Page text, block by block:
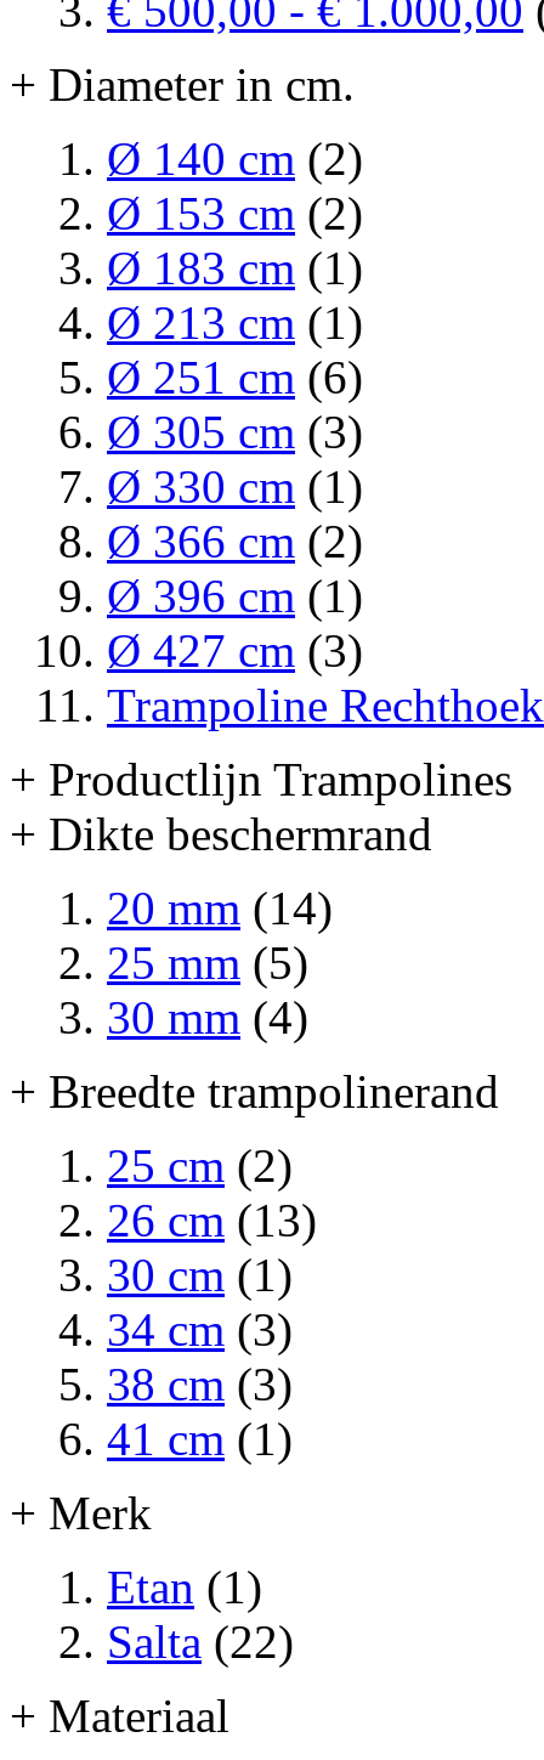
+ Diameter in cm.
Ø 140 cm (2)
Ø 153 cm (2)
Ø 183 cm (1)
Ø 213 cm (1)
Ø 251 cm (6)
Ø 305 cm (3)
Ø 330 cm (1)
Ø 366 cm (2)
Ø 396 cm (1)
Ø 427 cm (3)
Trampoline Rechthoek
+ Productlijn Trampolines
+ Dikte beschermrand
20 mm (14)
25 mm (5)
30 mm (4)
+ Breedte trampolinerand
25 cm (2)
26 cm (13)
30 cm (1)
34 cm (3)
38 cm (3)
41 cm (1)
+ Merk
Etan (1)
Salta (22)
+ Materiaal